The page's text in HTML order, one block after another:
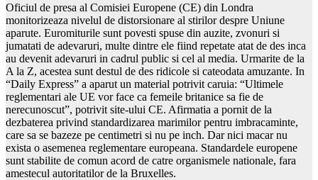
Oficiul de presa al Comisiei Europene (CE) din Londra
monitorizeaza nivelul de distorsionare al stirilor despre Uniune
aparute. Euromiturile sunt povesti spuse din auzite, zvonuri si
jumatati de adevaruri, multe dintre ele fiind repetate atat de des inca
au devenit adevaruri in cadrul public si cel al media. Urmarite de la
A la Z, acestea sunt destul de des ridicole si cateodata amuzante. In
“Daily Express” a aparut un material potrivit caruia: “Ultimele
reglementari ale UE vor face ca femeile britanice sa fie de
nerecunoscut”, potrivit site-ului CE. Afirmatia a pornit de la
dezbaterea privind standardizarea marimilor pentru imbracaminte,
care sa se bazeze pe centimetri si nu pe inch. Dar nici macar nu
exista o asemenea reglementare europeana. Standardele europene
sunt stabilite de comun acord de catre organismele nationale, fara
amestecul autoritatilor de la Bruxelles.